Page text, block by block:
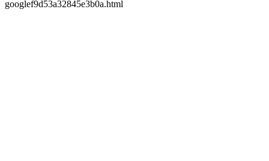
googlef9d53a32845e3b0a.html